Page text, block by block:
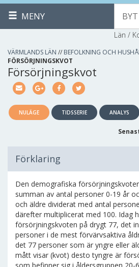
MENY
Län /
VÄRMLANDS LÄN // BEFOLKNING OCH
FÖRSÖRJNINGSKVOT
Försörjningskvot
NULÄGE TIDSSERIE ANALYS
Förklaring
Den demografiska
summan av antal personer 0-19 år
och äldre dividerat med antal
därefter multiplicerat med 100. Idag
försörjningskvoten på drygt 77, det
personer i de mest förvärvsaktiva
det 77 personer som är yngre eller
mått visar (kvot) desto tyngre är